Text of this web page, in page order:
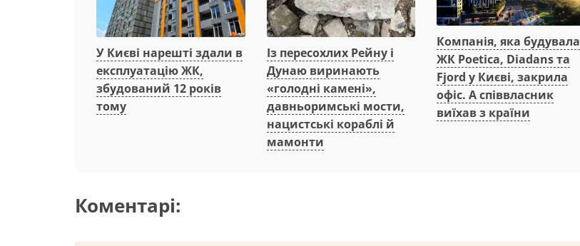
У Києві нарешті здали в
експлуатацію ЖК,
збудований 12 років
тому
Із пересохлих Рейну і
Дунаю виринають
«голодні камені»,
давньоримські мости,
нацистські кораблі й
мамонти
Компанія, яка будувала
ЖК Poetica, Diadans та
Fjord у Києві, закрила
офіс. А співвласник
виїхав з країни
Коментарі: